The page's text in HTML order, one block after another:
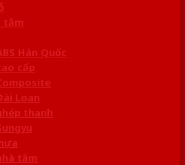
tắm
Hàn Quốc
cấp
Loan
thanh
tắm